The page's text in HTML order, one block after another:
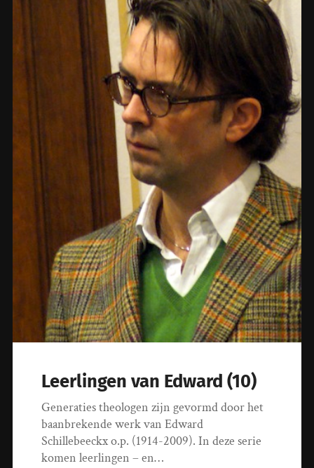
Leerlingen van Edward (10)
Generaties theologen zijn gevormd door het
baanbrekende werk van Edward
Schillebeeckx o.p. (1914-2009). In deze serie
komen leerlingen – en…